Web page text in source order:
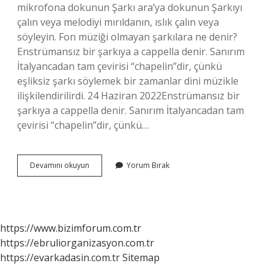
mikrofona dokunun Şarkı ara’ya dokunun Şarkıyı
çalın veya melodiyi mırıldanın, ıslık çalın veya
söyleyin. Fon müziği olmayan şarkılara ne denir?
Enstrümansız bir şarkıya a cappella denir. Sanırım
İtalyancadan tam çevirisi “chapelin”dir, çünkü
eşliksiz şarkı söylemek bir zamanlar dini müzikle
ilişkilendirilirdi. 24 Haziran 2022Enstrümansız bir
şarkıya a cappella denir. Sanırım İtalyancadan tam
çevirisi “chapelin”dir, çünkü…
Devamını okuyun
Müziğinin
Yorum Bırak
https://www.bizimforum.com.tr
https://ebruliorganizasyon.com.tr
https://evarkadasin.com.trSitemap